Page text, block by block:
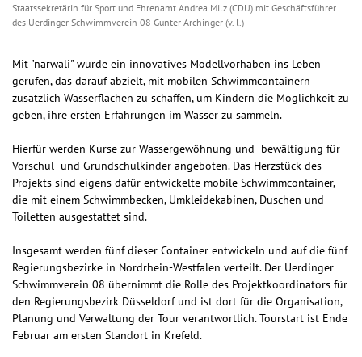
Staatssekretärin für Sport und Ehrenamt Andrea Milz (CDU) mit Geschäftsführer
des Uerdinger Schwimmverein 08 Gunter Archinger (v. l.)
Mit "narwali" wurde ein innovatives Modellvorhaben ins Leben
gerufen, das darauf abzielt, mit mobilen Schwimmcontainern
zusätzlich Wasserflächen zu schaffen, um Kindern die Möglichkeit zu
geben, ihre ersten Erfahrungen im Wasser zu sammeln.
Hierfür werden Kurse zur Wassergewöhnung und -bewältigung für
Vorschul- und Grundschulkinder angeboten. Das Herzstück des
Projekts sind eigens dafür entwickelte mobile Schwimmcontainer,
die mit einem Schwimmbecken, Umkleidekabinen, Duschen und
Toiletten ausgestattet sind.
Insgesamt werden fünf dieser Container entwickeln und auf die fünf
Regierungsbezirke in Nordrhein-Westfalen verteilt. Der Uerdinger
Schwimmverein 08 übernimmt die Rolle des Projektkoordinators für
den Regierungsbezirk Düsseldorf und ist dort für die Organisation,
Planung und Verwaltung der Tour verantwortlich. Tourstart ist Ende
Februar am ersten Standort in Krefeld.